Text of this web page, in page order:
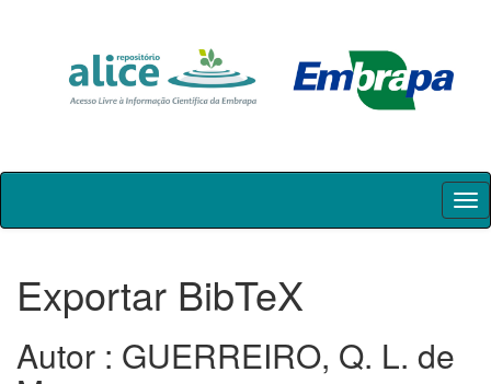
Skip
Exportar BibTeX
Autor : GUERREIRO, Q. L. de